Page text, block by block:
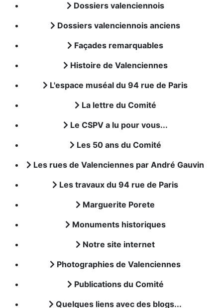
Dossiers valenciennois
Dossiers valenciennois anciens
Façades remarquables
Histoire de Valenciennes
L'espace muséal du 94 rue de Paris
La lettre du Comité
Le CSPV a lu pour vous...
Les 50 ans du Comité
Les rues de Valenciennes par André Gauvin
Les travaux du 94 rue de Paris
Marguerite Porete
Monuments historiques
Notre site internet
Photographies de Valenciennes
Publications du Comité
Quelques liens avec des blogs...